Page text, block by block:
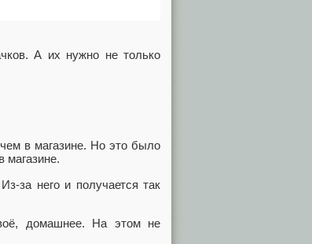
А их нужно не только
в магазине. Но это было
магазине.
за него и получается так
домашнее. На этом не